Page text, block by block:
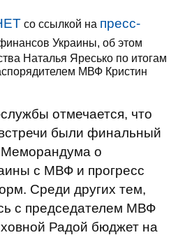
со ссылкой на пресс-
Украины, об этом
Наталья Яресько по итогам
МВФ Кристин
отмечается, что
были финальный
Меморандума о
с МВФ и прогресс
Среди других тем,
с председателем МВФ
Радой бюджет на